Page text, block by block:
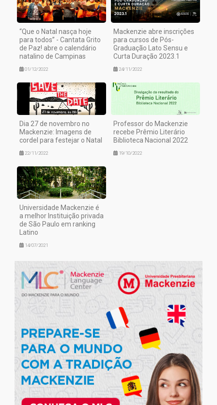
“Que o Natal nasça hoje
para todos” - Cantata Grito
de Paz! abre o calendário
natalino de Campinas
01/12/2022
Mackenzie abre inscrições
para cursos de Pós-
Graduação Lato Sensu e
Curta Duração 2023.1
24/11/2022
Dia 27 de novembro no
Mackenzie: Imagens de
cordel para festejar o Natal
22/11/2022
Professor do Mackenzie
recebe Prêmio Literário
Biblioteca Nacional 2022
19/10/2022
Universidade Mackenzie é
a melhor Instituição privada
de São Paulo em ranking
Latino
14/07/2021